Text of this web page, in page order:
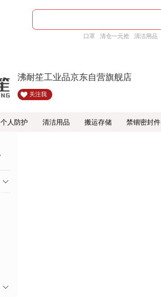
口罩 清仓一元抢 清洁用品
沸耐笙工业品京东自营旗舰店
关注我
个人防护 清洁用品 搬运存储 禁锢密封件